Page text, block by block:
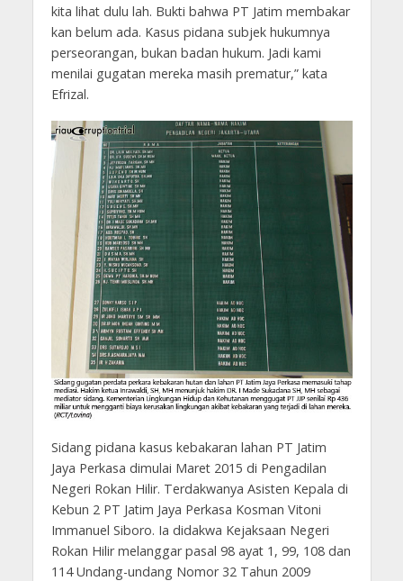
kita lihat dulu lah. Bukti bahwa PT Jatim membakar
kan belum ada. Kasus pidana subjek hukumnya
perseorangan, bukan badan hukum. Jadi kami
menilai gugatan mereka masih prematur,” kata
Efrizal.
Sidang pidana kasus kebakaran lahan PT Jatim
Jaya Perkasa dimulai Maret 2015 di Pengadilan
Negeri Rokan Hilir. Terdakwanya Asisten Kepala di
Kebun 2 PT Jatim Jaya Perkasa Kosman Vitoni
Immanuel Siboro. Ia didakwa Kejaksaan Negeri
Rokan Hilir melanggar pasal 98 ayat 1, 99, 108 dan
114 Undang-undang Nomor 32 Tahun 2009